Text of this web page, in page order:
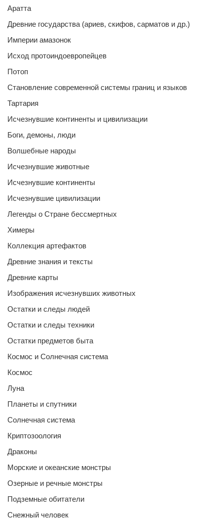
Аратта
Древние государства (ариев, скифов, сарматов и др.)
Империи амазонок
Исход протоиндоевропейцев
Потоп
Становление современной системы границ и языков
Тартария
Исчезнувшие континенты и цивилизации
Боги, демоны, люди
Волшебные народы
Исчезнувшие животные
Исчезнувшие континенты
Исчезнувшие цивилизации
Легенды о Стране бессмертных
Химеры
Коллекция артефактов
Древние знания и тексты
Древние карты
Изображения исчезнувших животных
Остатки и следы людей
Остатки и следы техники
Остатки предметов быта
Космос и Солнечная система
Космос
Луна
Планеты и спутники
Солнечная система
Криптозоология
Драконы
Морские и океанские монстры
Озерные и речные монстры
Подземные обитатели
Снежный человек